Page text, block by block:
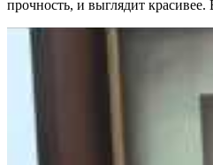
прочность, и выглядит